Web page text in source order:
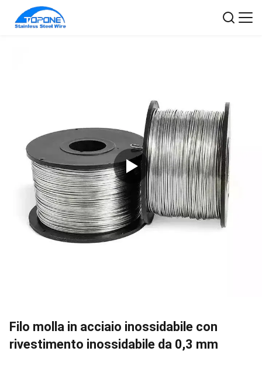
Filo molla in acciaio inossidabile con
rivestimento inossidabile da 0,3 mm